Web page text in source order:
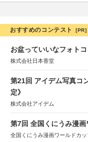
おすすめのコンテスト [PR]
お盆っていいなフォト
株式会社日本香堂
第21回 アイデム写真コ
定》
株式会社アイデム
第7回 全国くにうみ漫
全国くにうみ漫画ワールドカ